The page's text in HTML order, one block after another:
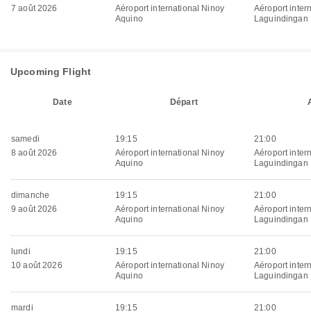
7 août 2026
Aéroport international Ninoy
Aquino
Aéroport
Laguindingan
Upcoming Flight
Date Départ
samedi
8 août 2026
19:15
Aéroport international Ninoy
Aquino
21:00
Aéroport
Laguindingan
dimanche
9 août 2026
19:15
Aéroport international Ninoy
Aquino
21:00
Aéroport
Laguindingan
lundi
10 août 2026
19:15
Aéroport international Ninoy
Aquino
21:00
Aéroport
Laguindingan
mardi
19:15
21:00